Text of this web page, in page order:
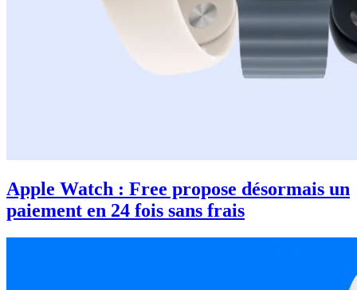
Apple Watch : Free propose désormais un
paiement en 24 fois sans frais